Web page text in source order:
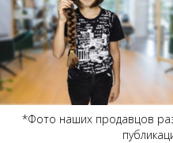
*Фото наших продавцов